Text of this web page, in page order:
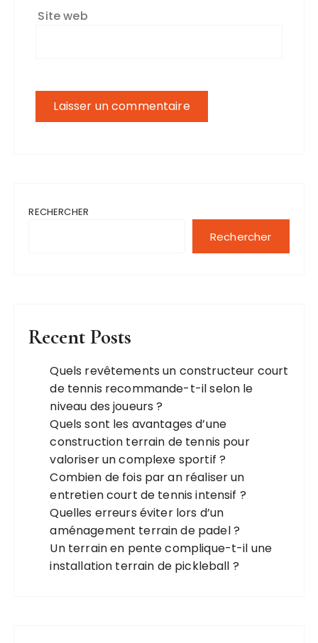
Site web
RECHERCHER
Rechercher
Recent Posts
Quels revêtements un constructeur court
de tennis recommande-t-il selon le
niveau des joueurs ?
Quels sont les avantages d’une
construction terrain de tennis pour
valoriser un complexe sportif ?
Combien de fois par an réaliser un
entretien court de tennis intensif ?
Quelles erreurs éviter lors d’un
aménagement terrain de padel ?
Un terrain en pente complique-t-il une
installation terrain de pickleball ?